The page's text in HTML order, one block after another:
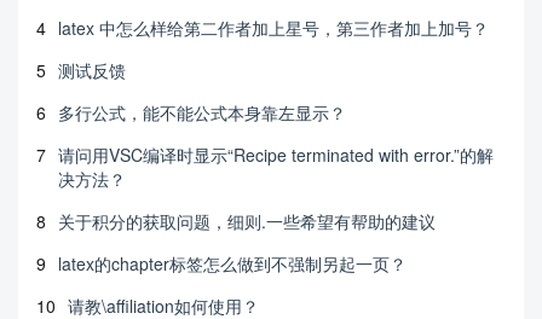
4 latex 中怎么样给第二作者加上星号，第三作者加上加号？
5 测试反馈
6 多行公式，能不能公式本身靠左显示？
7 请问用VSC编译时显示“Recipe terminated with error.”的解
决方法？
8 关于积分的获取问题，细则.一些希望有帮助的建议
9 latex的chapter标签怎么做到不强制另起一页？
10 请教\affiliation如何使用？